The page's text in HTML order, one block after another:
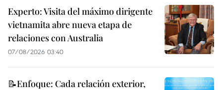
Experto: Visita del máximo dirigente
vietnamita abre nueva etapa de
relaciones con Australia
07/08/2026 03:40
📝Enfoque: Cada relación exterior,